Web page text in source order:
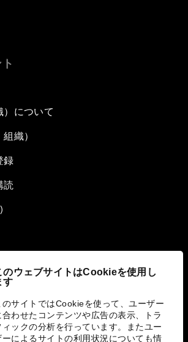
のウェブサイトはCookieを使用し
す
のサイトではCookieを使って、ユーザー
合わせたコンテンツや広告の表示、トラ
ィックの分析を行っています。またユー
ーによるサイトの利用状況についても情
）について
織）
録
読
の取り組み
)